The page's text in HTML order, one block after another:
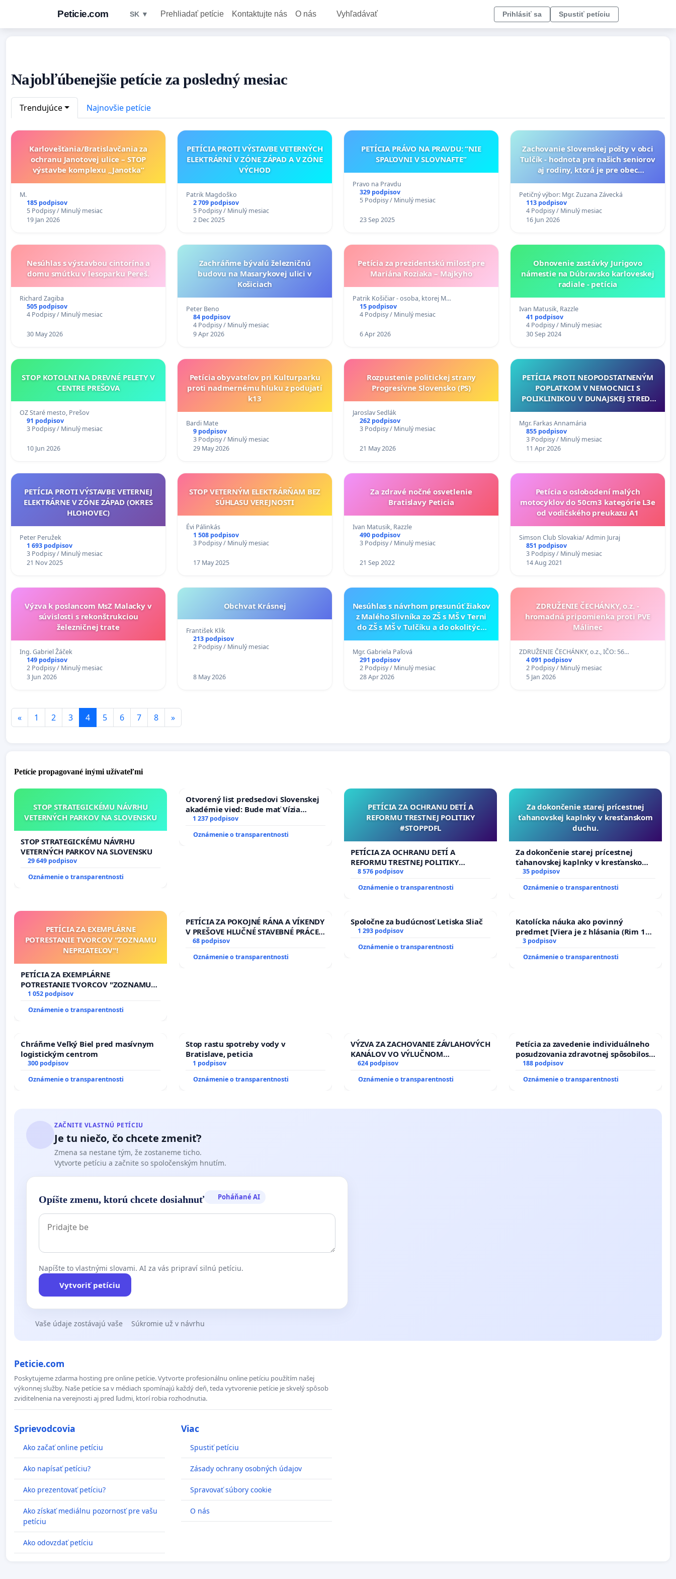
Peticie.com SK ▼ Prehliadať petície Kontaktujte nás O nás Vyhľadávať Prihlásiť sa Spustiť petíciu
Najobľúbenejšie petície za posledný mesiac
Trendujúce Najnovšie petície
Karlovešťania/Bratislavčania za
ochranu Janotovej ulice – STOP
výstavbe komplexu „Janotka“
M.
185 podpisov
5 Podpisy / Minulý mesiac
19 Jan 2026
PETÍCIA PROTI VÝSTAVBE VETERNÝCH
ELEKTRÁRNÍ V ZÓNE ZÁPAD A V ZÓNE
VÝCHOD
Patrik Magdoško
2 709 podpisov
5 Podpisy / Minulý mesiac
2 Dec 2025
PETÍCIA PRÁVO NA PRAVDU: “NIE
SPAĽOVNI V SLOVNAFTE”
Pravo na Pravdu
329 podpisov
5 Podpisy / Minulý mesiac
23 Sep 2025
Zachovanie Slovenskej pošty v obci
Tulčík - hodnota pre našich seniorov
aj rodiny, ktorá je pre obec
Petičný výbor: Mgr. Zuzana Závecká
113 podpisov
4 Podpisy / Minulý mesiac
16 Jun 2026
Nesúhlas s výstavbou cintorína a
domu smútku v lesoparku Pereš.
Richard Zagiba
505 podpisov
4 Podpisy / Minulý mesiac
30 May 2026
Zachráňme bývalú železničnú
budovu na Masarykovej ulici v
Košiciach
Peter Beno
84 podpisov
4 Podpisy / Minulý mesiac
9 Apr 2026
Petícia za prezidentskú milosť pre
Mariána Roziaka – Majkyho
Patrik Košičiar - osoba, ktorej M…
15 podpisov
4 Podpisy / Minulý mesiac
6 Apr 2026
Obnovenie zastávky Jurigovo
námestie na Dúbravsko karloveskej
radiale - petícia
Ivan Matusik, Razzle
41 podpisov
4 Podpisy / Minulý mesiac
30 Sep 2024
STOP KOTOLNI NA DREVNÉ PELETY V
CENTRE PREŠOVA
OZ Staré mesto, Prešov
91 podpisov
3 Podpisy / Minulý mesiac
10 Jun 2026
Petícia obyvateľov pri Kulturparku
proti nadmernému hluku z podujatí
k13
Bardi Mate
9 podpisov
3 Podpisy / Minulý mesiac
29 May 2026
Rozpustenie politickej strany
Progresívne Slovensko (PS)
Jaroslav Sedlák
262 podpisov
3 Podpisy / Minulý mesiac
21 May 2026
PETÍCIA PROTI NEOPODSTATNENÝM
POPLATKOM V NEMOCNICI S
POLIKLINIKOU V DUNAJSKEJ STREDE
EGÉSZSÉGÜGYI DÍJAK ELLEN
DUNASZERDAHELYEN
Mgr. Farkas Annamária
855 podpisov
3 Podpisy / Minulý mesiac
11 Apr 2026
PETÍCIA PROTI VÝSTAVBE VETERNEJ
ELEKTRÁRNE V ZÓNE ZÁPAD (OKRES
HLOHOVEC)
Peter Peružek
1 693 podpisov
3 Podpisy / Minulý mesiac
21 Nov 2025
STOP VETERNÝM ELEKTRÁRŇAM BEZ
SÚHLASU VEREJNOSTI
Évi Pálinkás
1 508 podpisov
3 Podpisy / Minulý mesiac
17 May 2025
Za zdravé nočné osvetlenie
Bratislavy Peticia
Ivan Matusik, Razzle
490 podpisov
3 Podpisy / Minulý mesiac
21 Sep 2022
Petícia o oslobodení malých
motocyklov do 50cm3 kategórie L3e
od vodičského preukazu A1
Simson Club Slovakia/ Admin Juraj
851 podpisov
3 Podpisy / Minulý mesiac
14 Aug 2021
Výzva k poslancom MsZ Malacky v
súvislosti s rekonštrukciou
železničnej trate
Ing. Gabriel Žáček
149 podpisov
2 Podpisy / Minulý mesiac
3 Jun 2026
Obchvat Krásnej
František Klik
213 podpisov
2 Podpisy / Minulý mesiac
8 May 2026
Nesúhlas s návrhom presunúť žiakov
z Malého Slivníka zo ZŠ s MŠ v Terni
do ZŠ s MŠ v Tulčíku a do okolitých
Mgr. Gabriela Paľová
291 podpisov
2 Podpisy / Minulý mesiac
28 Apr 2026
ZDRUŽENIE ČECHÁNKY, o.z. -
hromadná pripomienka proti PVE
Málinec
ZDRUŽENIE ČECHÁNKY, o.z., IČO: 56…
4 091 podpisov
2 Podpisy / Minulý mesiac
5 Jan 2026
« 1 2 3 4 5 6 7 8 »
Petície propagované inými užívateľmi
STOP STRATEGICKÉMU NÁVRHU
VETERNÝCH PARKOV NA SLOVENSKU
STOP STRATEGICKÉMU NÁVRHU
VETERNÝCH PARKOV NA SLOVENSKU
29 649 podpisov
Oznámenie o transparentnosti
Otvorený list predsedovi Slovenskej
akadémie vied: Bude mať Vízia
Slovenska 2040 mravnú chrbticu?
1 237 podpisov
Oznámenie o transparentnosti
PETÍCIA ZA OCHRANU DETÍ A
REFORMU TRESTNEJ POLITIKY
#STOPPDFL
PETÍCIA ZA OCHRANU DETÍ A
REFORMU TRESTNEJ POLITIKY
#STOPPDFL
8 576 podpisov
Oznámenie o transparentnosti
Za dokončenie starej prícestnej
ťahanovskej kaplnky v kresťanskom
duchu.
Za dokončenie starej prícestnej
ťahanovskej kaplnky v kresťanskom
duchu.
35 podpisov
Oznámenie o transparentnosti
PETÍCIA ZA EXEMPLÁRNE
POTRESTANIE TVORCOV "ZOZNAMU
NEPRIATEĽOV"!
PETÍCIA ZA EXEMPLÁRNE
POTRESTANIE TVORCOV "ZOZNAMU
NEPRIATEĽOV"!
1 052 podpisov
Oznámenie o transparentnosti
PETÍCIA ZA POKOJNÉ RÁNA A VÍKENDY
V PREŠOVE HLUČNÉ STAVEBNÉ PRÁCE
V SOBOTU LEN OD 9.00 DO 13.00
HOD., CEZ PRACOVNÝ TÝŽDEŇ CIEĽ
8.00 – 18.00 HOD. A PRAVIDELNÁ
68 podpisov
Oznámenie o transparentnosti
Spoločne za budúcnosť Letiska Sliač
1 293 podpisov
Oznámenie o transparentnosti
Katolícka náuka ako povinný
predmet [Viera je z hlásania (Rim 10,
17)]
3 podpisov
Oznámenie o transparentnosti
Chráňme Veľký Biel pred masívnym
logistickým centrom
300 podpisov
Oznámenie o transparentnosti
Stop rastu spotreby vody v
Bratislave, peticia
1 podpisov
Oznámenie o transparentnosti
VÝZVA ZA ZACHOVANIE ZÁVLAHOVÝCH
KANÁLOV VO VÝLUČNOM
VLASTNÍCTVE A POD KONTROLOU
SLOVENSKEJ REPUBLIKY & žiadosť na
riešenie zanedbaného stavu
624 podpisov
Oznámenie o transparentnosti
Petícia za zavedenie individuálneho
posudzovania zdravotnej spôsobilosti
osôb s diabetom 1. a 2. typu pri
prijímaní do Policajného zboru SR
188 podpisov
Oznámenie o transparentnosti
ZAČNITE VLASTNÚ PETÍCIU
Je tu niečo, čo chcete zmeniť?
Zmena sa nestane tým, že zostaneme ticho.
Vytvorte petíciu a začnite so spoločenským hnutím.
Opíšte zmenu, ktorú chcete dosiahnuť Poháňané AI
Napíšte to vlastnými slovami. AI za vás pripraví silnú petíciu.
Vytvoriť petíciu
Vaše údaje zostávajú vaše Súkromie už v návrhu
Peticie.com
Poskytujeme zdarma hosting pre online petície. Vytvorte profesionálnu online petíciu použítím našej
výkonnej služby. Naše petície sa v médiach spomínajú každý deň, teda vytvorenie petície je skvelý spôsob
zviditelnenia na verejnosti aj pred ľudmi, ktorí robia rozhodnutia.
Sprievodcovia
Ako začať online petíciu
Ako napísať petíciu?
Ako prezentovať petíciu?
Ako získať mediálnu pozornosť pre vašu
petíciu
Ako odovzdať petíciu
Viac
Spustiť petíciu
Zásady ochrany osobných údajov
Spravovať súbory cookie
O nás